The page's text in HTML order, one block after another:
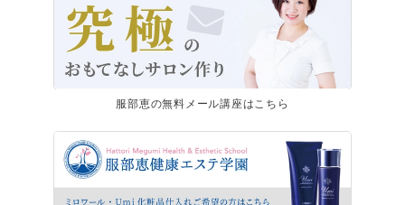
服部恵の無料メール講座はこちら